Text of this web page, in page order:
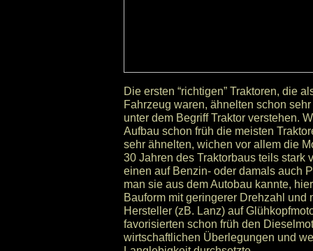
Die ersten “richtigen” Traktoren, die
Fahrzeug waren, ähnelten schon
unter dem Begriff Traktor verstehen.
Aufbau schon früh die meisten
sehr ähnelten, wichen vor allem die
30 Jahren des Traktorbaus teils stark
einen auf Benzin- oder damals auch
man sie aus dem Autobau kannte,
Bauform mit geringerer Drehzahl und
Hersteller (zB. Lanz) auf
favorisierten schon früh den
wirtschaftlichen Überlegungen und